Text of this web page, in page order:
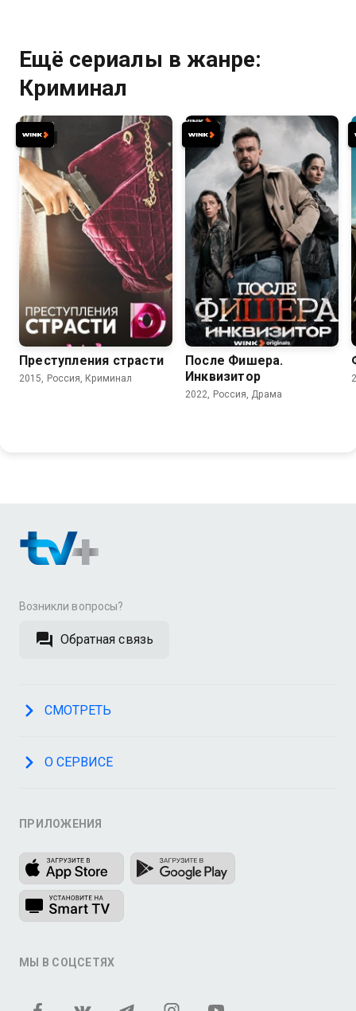
Ещё сериалы в жанре:
Криминал
Преступления страсти
2015, Россия, Криминал
7.8 6.8
После Фишера.
Инквизитор
2022, Россия, Драма
Возникли вопросы?
Обратная связь
СМОТРЕТЬ
О СЕРВИСЕ
ПРИЛОЖЕНИЯ
МЫ В СОЦСЕТЯХ